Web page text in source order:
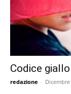
Codice
redazione -